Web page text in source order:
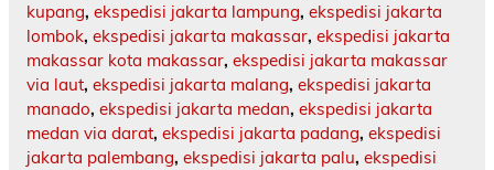
kupang, ekspedisi jakarta lampung, ekspedisi jakarta
lombok, ekspedisi jakarta makassar, ekspedisi jakarta
makassar kota makassar, ekspedisi jakarta makassar
via laut, ekspedisi jakarta malang, ekspedisi jakarta
manado, ekspedisi jakarta medan, ekspedisi jakarta
medan via darat, ekspedisi jakarta padang, ekspedisi
jakarta palembang, ekspedisi jakarta palu, ekspedisi